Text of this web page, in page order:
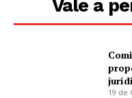
Vale a
19 de